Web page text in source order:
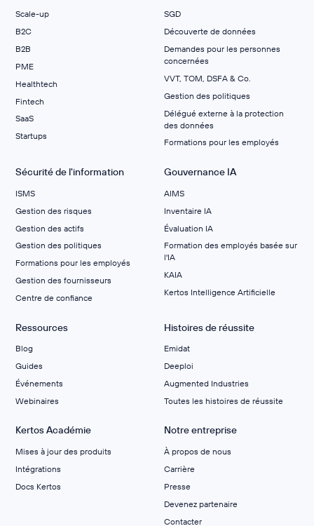
Scale-up
B2C
B2B
PME
Healthtech
Fintech
SaaS
Startups
SGD
Découverte de données
Demandes pour les personnes
concernées
VVT, TOM, DSFA & Co.
Gestion des politiques
Délégué externe à la protection
des données
Formations pour les employés
Sécurité de l'information
ISMS
Gestion des risques
Gestion des actifs
Gestion des politiques
Formations pour les employés
Gestion des fournisseurs
Centre de confiance
Gouvernance IA
AIMS
Inventaire IA
Évaluation IA
Formation des employés basée sur
l'IA
KAIA
Kertos Intelligence Artificielle
Ressources
Blog
Guides
Événements
Webinaires
Histoires de réussite
Emidat
Deeploi
Augmented Industries
Toutes les histoires de réussite
Kertos Académie
Mises à jour des produits
Intégrations
Docs Kertos
Notre entreprise
À propos de nous
Carrière
Presse
Devenez partenaire
Contacter